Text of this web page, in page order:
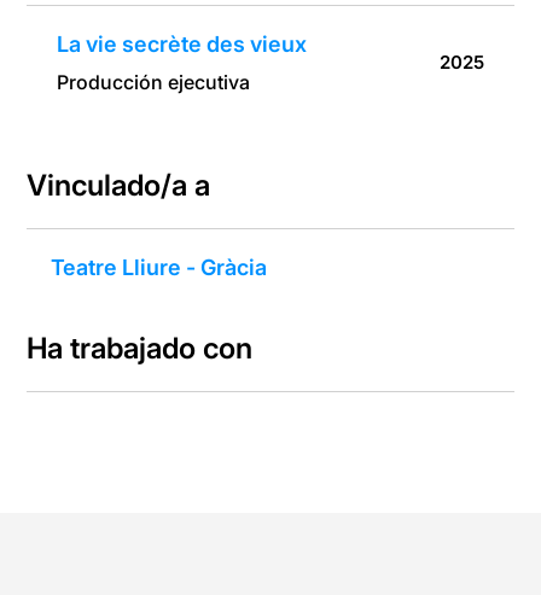
La vie secrète des vieux
Producción ejecutiva
2025
Vinculado/a a
Teatre Lliure - Gràcia
Ha trabajado con